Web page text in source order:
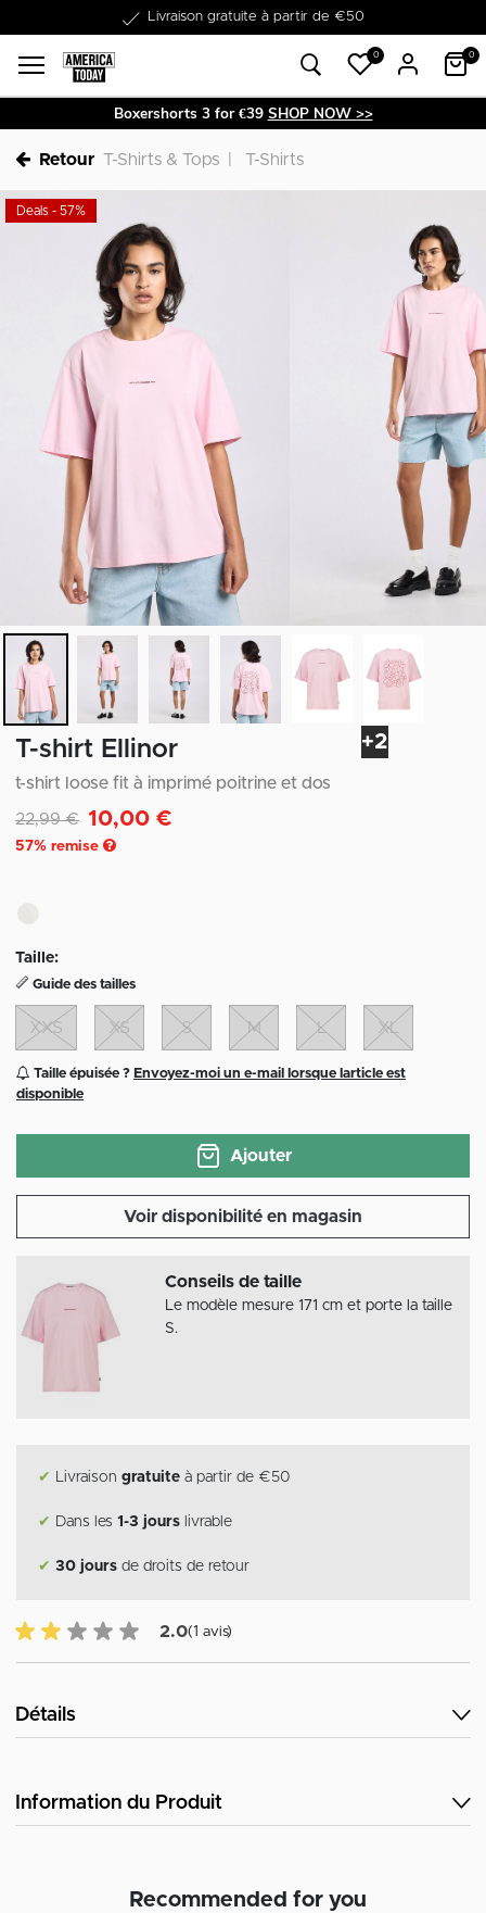
Dans les 1-3 jours livrable
0 0
Boxershorts 3 for €39 SHOP NOW >>
Retour T-Shirts & Tops T-Shirts
+2
Deals - 57%
T-shirt Ellinor
t-shirt loose fit à imprimé poitrine et dos
Remise de
22,99 €à 10,00 €
57% remise
Taille:
Guide des tailles
XXS XS S M L XL
Taille épuisée ? Envoyez-moi un e-mail lorsque larticle est
disponible
Ajouter
Voir disponibilité en magasin
Conseils de taille
Le modèle mesure 171 cm et porte la taille
S.
✔ Livraison gratuite à partir de €50
✔ Dans les 1-3 jours livrable
✔ 30 jours de droits de retour
2.0 sur 5 avis des clients
2.0(1 avis)
Détails
Information du Produit
Recommended for you